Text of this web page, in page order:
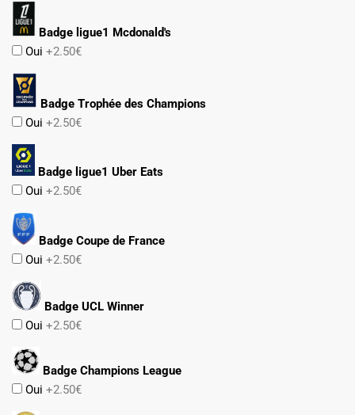
Badge ligue1 Mcdonald's
Oui +2.50€
Badge Trophée des Champions
Oui +2.50€
Badge ligue1 Uber Eats
Oui +2.50€
Badge Coupe de France
Oui +2.50€
Badge UCL Winner
Oui +2.50€
Badge Champions League
Oui +2.50€